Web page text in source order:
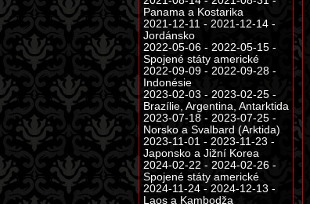
Panama a Kostarika
2021-12-11 - 2021-12-14 -
Jordánsko
2022-05-06 - 2022-05-15 -
Spojené státy americké
2022-09-09 - 2022-09-28 -
Indonésie
2023-02-03 - 2023-02-25 -
Brazílie, Argentina, Antarktida
2023-07-18 - 2023-07-25 -
Norsko a Svalbard (Arktida)
2023-11-01 - 2023-11-23 -
Japonsko a Jižní Korea
2024-02-22 - 2024-02-26 -
Spojené státy americké
2024-11-24 - 2024-12-13 -
Laos a Kambodža